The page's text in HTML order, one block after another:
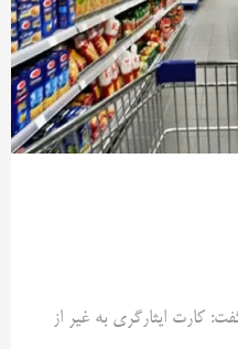
کارت ایثارگری به غیر از